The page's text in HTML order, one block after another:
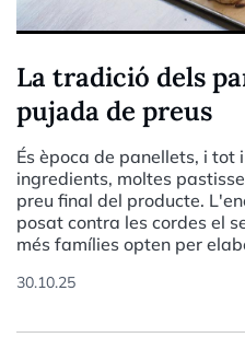
La tradició dels
pujada de preus
És època de panellets, i tot
ingredients, moltes
preu final del producte.
posat contra les cordes el
més famílies opten per
30.10.25